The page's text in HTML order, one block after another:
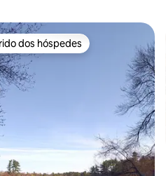
melhores preferidos dos hóspedes
dos hóspedes